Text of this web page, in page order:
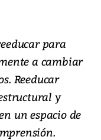
para
a cambiar
Reeducar
y
un espacio de